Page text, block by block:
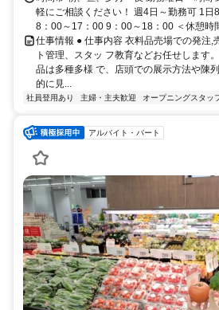
軽にご相談ください！ 週4日～勤務可 1日
8：00～17：00 9：00～18：00 ＜休憩時
仕事情報 ● 仕事内容 衣料品売場での発注,
ト管理、スタッ フ教育などお任せします
品は多種多様 で、店頭での展示方法や陳
的に見...
社員登用あり 主婦・主夫歓迎 オープニングスタッ
アルバイト・パート